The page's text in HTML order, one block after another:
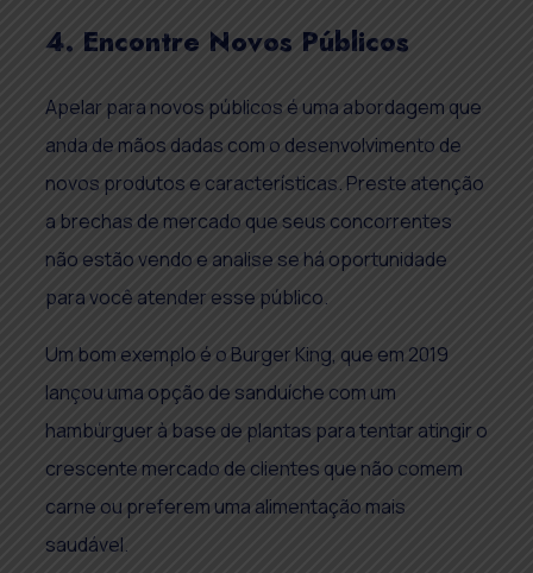
4. Encontre Novos Públicos
Apelar para novos públicos é uma abordagem que
anda de mãos dadas com o desenvolvimento de
novos produtos e características. Preste atenção
a brechas de mercado que seus concorrentes
não estão vendo e analise se há oportunidade
para você atender esse público.
Um bom exemplo é o Burger King, que em 2019
lançou uma opção de sanduíche com um
hambúrguer à base de plantas para tentar atingir o
crescente mercado de clientes que não comem
carne ou preferem uma alimentação mais
saudável.